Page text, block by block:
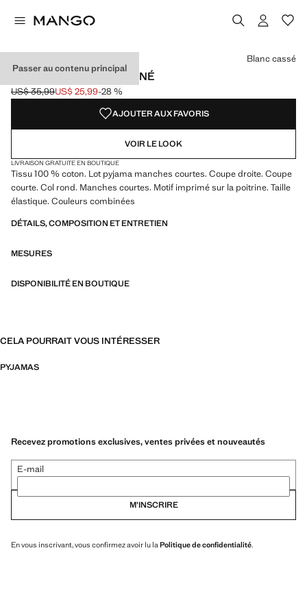
Passer au contenu principal
PYJAMA COURT COMBINÉ
Prix initial barré [US$ 35,99 ]
US$ 35,99
Prix actuel [US$ 25,99 ]
US$ 25,99-28 %
Choisissez une couleur
Couleur Blanc cassé sélectionnée
Blanc cassé
AJOUTER AUX FAVORIS
VOIR LE LOOK
LIVRAISON GRATUITE EN BOUTIQUE
Tissu 100 % coton. Lot pyjama manches courtes. Coupe droite. Coupe
courte. Col rond. Manches courtes. Motif imprimé sur la poitrine. Taille
élastique. Couleurs combinées
DÉTAILS, COMPOSITION ET ENTRETIEN
MESURES
DISPONIBILITÉ EN BOUTIQUE
CELA POURRAIT VOUS INTÉRESSER
PYJAMAS
Recevez promotions exclusives, ventes privées et nouveautés
E-mail
M’INSCRIRE
En vous inscrivant, vous confirmez avoir lu la Politique de confidentialité.